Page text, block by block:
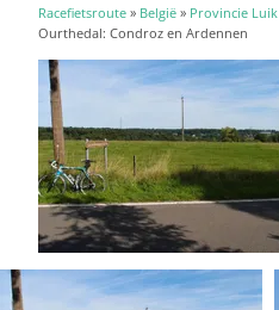
Racefietsroute » België » Provincie Luik
Ourthedal: Condroz en Ardennen